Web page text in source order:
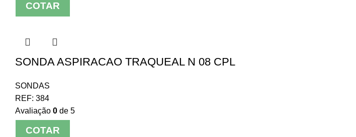
COTAR
SONDA ASPIRACAO TRAQUEAL N 08 CPL
SONDAS
REF: 384
Avaliação 0 de 5
COTAR